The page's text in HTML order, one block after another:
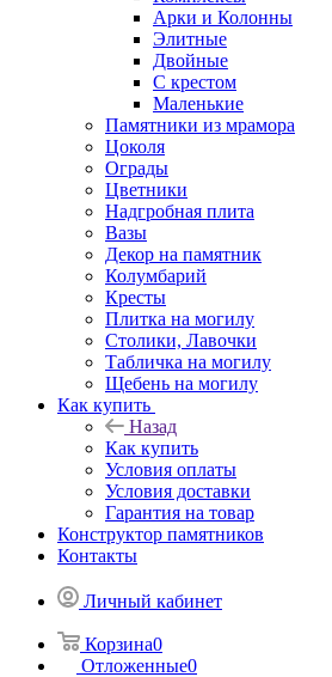
Арки и Колонны
Элитные
Двойные
С крестом
Маленькие
Памятники из мрамора
Цоколя
Ограды
Цветники
Надгробная плита
Вазы
Декор на памятник
Колумбарий
Кресты
Плитка на могилу
Столики, Лавочки
Табличка на могилу
Щебень на могилу
Как купить
Назад
Как купить
Условия оплаты
Условия доставки
Гарантия на товар
Конструктор памятников
Контакты
Личный кабинет
Корзина0
Отложенные0